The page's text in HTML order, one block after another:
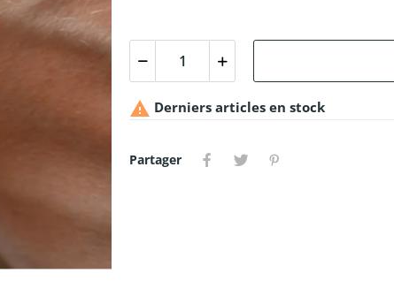
 Derniers articles en stock
Partager